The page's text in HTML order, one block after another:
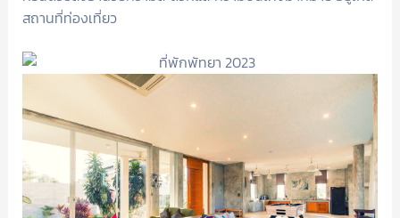
สถานที่ท่องเที่ยว